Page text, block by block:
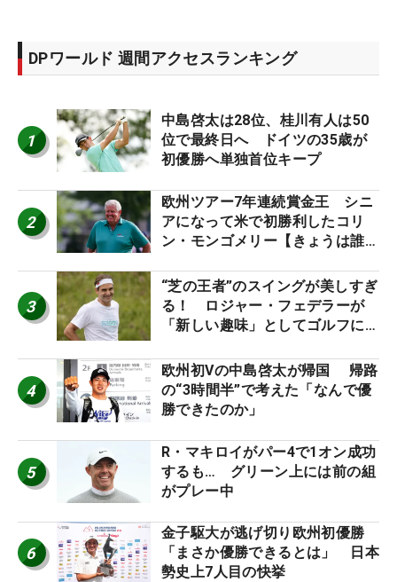
DPワールド 週間アクセスランキング
1
中島啓太は28位、桂川有人は50
位で最終日へ ドイツの35歳が
初優勝へ単独首位キープ
2
欧州ツアー7年連続賞金王 シニ
アになって米で初勝利したコリ
ン・モンゴメリー【きょうは誰の
3
“芝の王者”のスイングが美しすぎ
る！ ロジャー・フェデラーが
「新しい趣味」としてゴルフに挑
4
欧州初Vの中島啓太が帰国 帰路
の“3時間半”で考えた「なんで優
勝できたのか」
5
R・マキロイがパー4で1オン成功
するも… グリーン上には前の組
がプレー中
6
金子駆大が逃げ切り欧州初優勝
「まさか優勝できるとは」 日本
勢史上7人目の快挙